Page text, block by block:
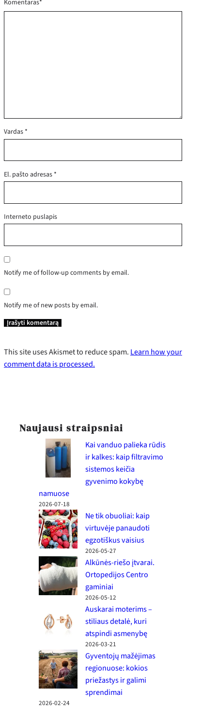
Komentaras*
Vardas *
El. pašto adresas *
Interneto puslapis
Notify me of follow-up comments by email.
Notify me of new posts by email.
This site uses Akismet to reduce spam. Learn how your
comment data is processed.
Naujausi straipsniai
Kai vanduo palieka rūdis
ir kalkes: kaip filtravimo
sistemos keičia
gyvenimo kokybę
namuose
2026-07-18
Ne tik obuoliai: kaip
virtuvėje panaudoti
egzotiškus vaisius
2026-05-27
Alkūnės-riešo įtvarai.
Ortopedijos Centro
gaminiai
2026-05-12
Auskarai moterims –
stiliaus detalė, kuri
atspindi asmenybę
2026-03-21
Gyventojų mažėjimas
regionuose: kokios
priežastys ir galimi
sprendimai
2026-02-24